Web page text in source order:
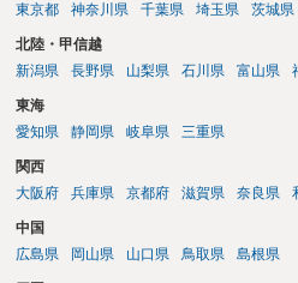
ないところがあり、実際にどのような
討するためには、公開の相談ではなく
東京都
神奈川県 千葉県 埼玉県 茨城県
北陸・甲信越
新潟県
長野県 山梨県 石川県 富山県
東海
愛知県
静岡県 岐阜県 三重県
関西
大阪府
兵庫県 京都府 滋賀県 奈良県
中国
広島県
岡山県 山口県 鳥取県 島根県